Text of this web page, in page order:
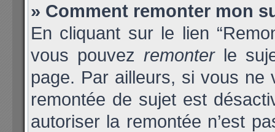
» Comment remonter mon
En cliquant sur le lien
vous pouvez remonterle
page. Par ailleurs, si vous
remontée de sujet est
autoriser la remontée n’est